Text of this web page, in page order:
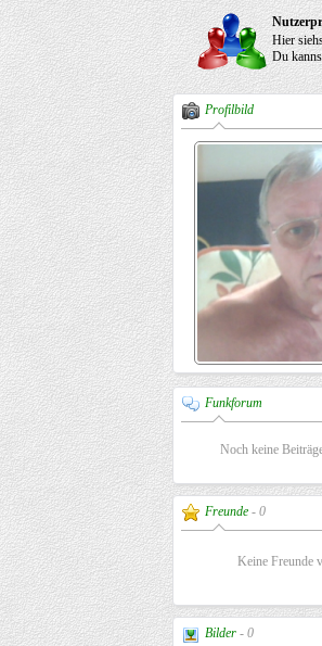
Hier
Du
Profilbild
Funkforum
Noch keine
Freunde - 0
Keine Freunde
Bilder - 0